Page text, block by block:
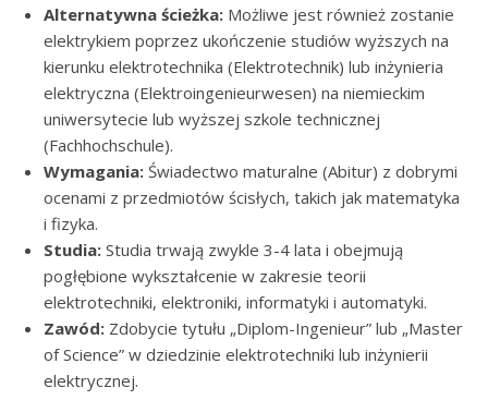
Alternatywna ścieżka: Możliwe jest również zostanie
elektrykiem poprzez ukończenie studiów wyższych na
kierunku elektrotechnika (Elektrotechnik) lub inżynieria
elektryczna (Elektroingenieurwesen) na niemieckim
uniwersytecie lub wyższej szkole technicznej
(Fachhochschule).
Wymagania: Świadectwo maturalne (Abitur) z dobrymi
ocenami z przedmiotów ścisłych, takich jak matematyka
i fizyka.
Studia: Studia trwają zwykle 3-4 lata i obejmują
pogłębione wykształcenie w zakresie teorii
elektrotechniki, elektroniki, informatyki i automatyki.
Zawód: Zdobycie tytułu „Diplom-Ingenieur” lub „Master
of Science” w dziedzinie elektrotechniki lub inżynierii
elektrycznej.